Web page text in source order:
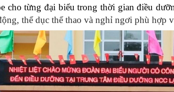
cho từng đại biểu trong thời gian điều
thể dục thể thao và nghỉ ngơi phù hợp